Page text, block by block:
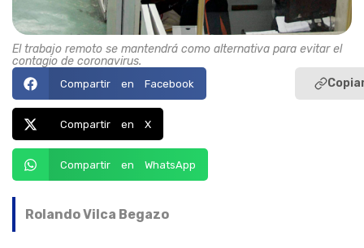
El trabajo remoto se mantendrá como alternativa para evitar el
contagio de coronavirus.
Compartir en Facebook
Compartir en X
Compartir en WhatsApp
Rolando Vilca Begazo